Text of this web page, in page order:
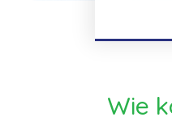
Wie